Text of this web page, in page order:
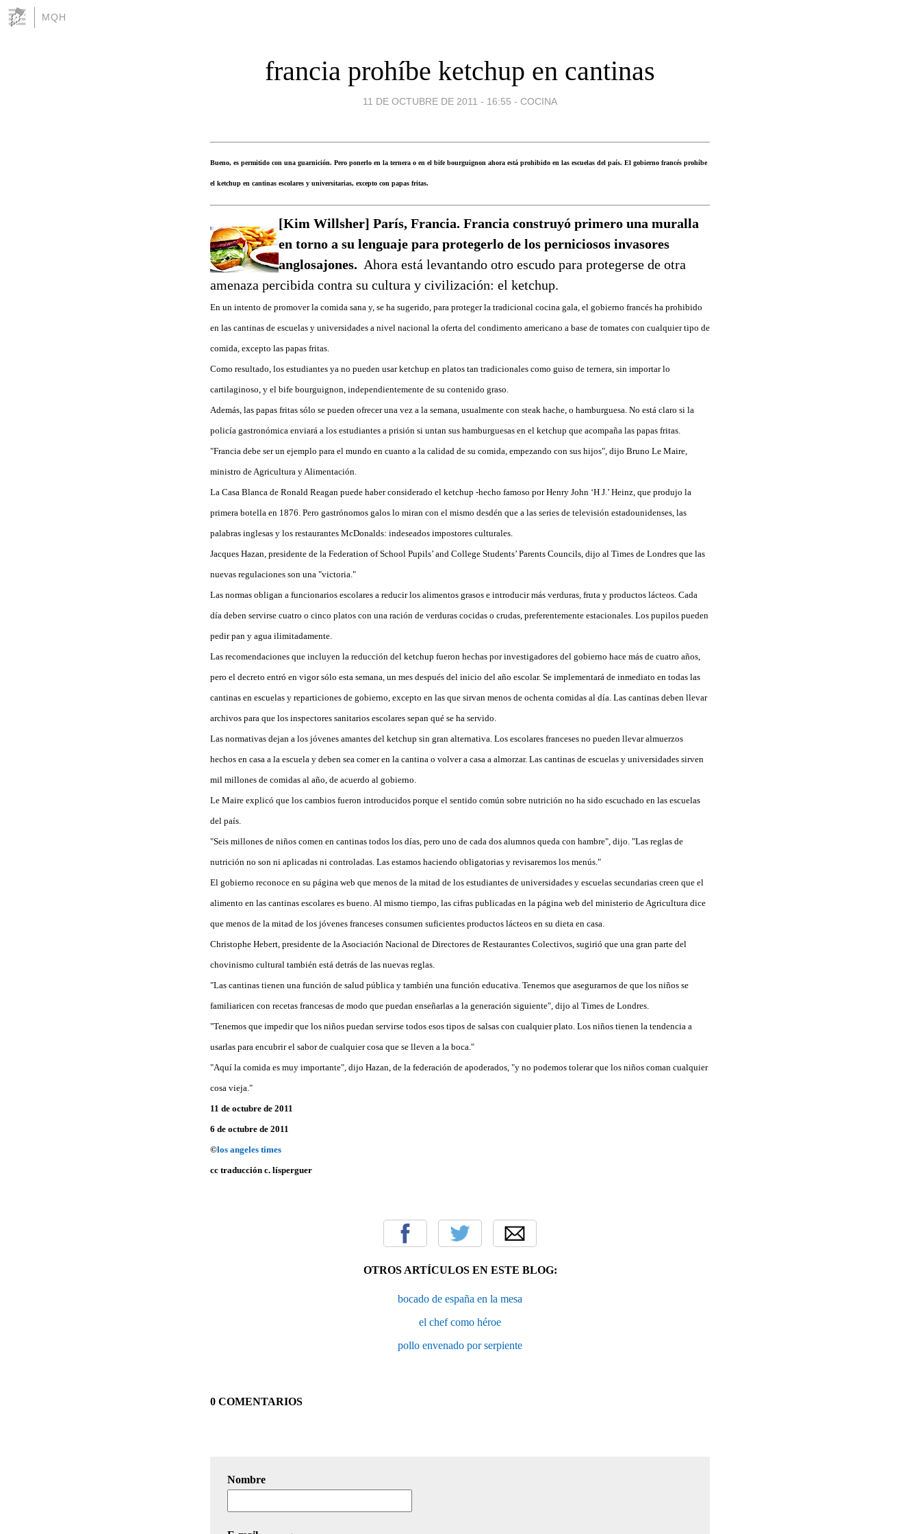
MQH
francia prohíbe ketchup en cantinas
11 DE OCTUBRE DE 2011 - 16:55 - COCINA
Bueno, es permitido con una guarnición. Pero ponerlo en la ternera o en el bife bourguignon ahora está prohibido en las escuelas del país. El gobierno francés prohíbe
el ketchup en cantinas escolares y universitarias, excepto con papas fritas.
[Kim Willsher] París, Francia. Francia construyó primero una muralla
en torno a su lenguaje para protegerlo de los perniciosos invasores
anglosajones. Ahora está levantando otro escudo para protegerse de otra
amenaza percibida contra su cultura y civilización: el ketchup.
En un intento de promover la comida sana y, se ha sugerido, para proteger la tradicional cocina gala, el gobierno francés ha prohibido
en las cantinas de escuelas y universidades a nivel nacional la oferta del condimento americano a base de tomates con cualquier tipo de
comida, excepto las papas fritas.
Como resultado, los estudiantes ya no pueden usar ketchup en platos tan tradicionales como guiso de ternera, sin importar lo
cartilaginoso, y el bife bourguignon, independientemente de su contenido graso.
Además, las papas fritas sólo se pueden ofrecer una vez a la semana, usualmente con steak hache, o hamburguesa. No está claro si la
policía gastronómica enviará a los estudiantes a prisión si untan sus hamburguesas en el ketchup que acompaña las papas fritas.
"Francia debe ser un ejemplo para el mundo en cuanto a la calidad de su comida, empezando con sus hijos", dijo Bruno Le Maire,
ministro de Agricultura y Alimentación.
La Casa Blanca de Ronald Reagan puede haber considerado el ketchup -hecho famoso por Henry John ‘H J.’ Heinz, que produjo la
primera botella en 1876. Pero gastrónomos galos lo miran con el mismo desdén que a las series de televisión estadounidenses, las
palabras inglesas y los restaurantes McDonalds: indeseados impostores culturales.
Jacques Hazan, presidente de la Federation of School Pupils’ and College Students’ Parents Councils, dijo al Times de Londres que las
nuevas regulaciones son una "victoria."
Las normas obligan a funcionarios escolares a reducir los alimentos grasos e introducir más verduras, fruta y productos lácteos. Cada
día deben servirse cuatro o cinco platos con una ración de verduras cocidas o crudas, preferentemente estacionales. Los pupilos pueden
pedir pan y agua ilimitadamente.
Las recomendaciones que incluyen la reducción del ketchup fueron hechas por investigadores del gobierno hace más de cuatro años,
pero el decreto entró en vigor sólo esta semana, un mes después del inicio del año escolar. Se implementará de inmediato en todas las
cantinas en escuelas y reparticiones de gobierno, excepto en las que sirvan menos de ochenta comidas al día. Las cantinas deben llevar
archivos para que los inspectores sanitarios escolares sepan qué se ha servido.
Las normativas dejan a los jóvenes amantes del ketchup sin gran alternativa. Los escolares franceses no pueden llevar almuerzos
hechos en casa a la escuela y deben sea comer en la cantina o volver a casa a almorzar. Las cantinas de escuelas y universidades sirven
mil millones de comidas al año, de acuerdo al gobierno.
Le Maire explicó que los cambios fueron introducidos porque el sentido común sobre nutrición no ha sido escuchado en las escuelas
del país.
"Seis millones de niños comen en cantinas todos los días, pero uno de cada dos alumnos queda con hambre", dijo. "Las reglas de
nutrición no son ni aplicadas ni controladas. Las estamos haciendo obligatorias y revisaremos los menús."
El gobierno reconoce en su página web que menos de la mitad de los estudiantes de universidades y escuelas secundarias creen que el
alimento en las cantinas escolares es bueno. Al mismo tiempo, las cifras publicadas en la página web del ministerio de Agricultura dice
que menos de la mitad de los jóvenes franceses consumen suficientes productos lácteos en su dieta en casa.
Christophe Hebert, presidente de la Asociación Nacional de Directores de Restaurantes Colectivos, sugirió que una gran parte del
chovinismo cultural también está detrás de las nuevas reglas.
"Las cantinas tienen una función de salud pública y también una función educativa. Tenemos que asegurarnos de que los niños se
familiaricen con recetas francesas de modo que puedan enseñarlas a la generación siguiente", dijo al Times de Londres.
"Tenemos que impedir que los niños puedan servirse todos esos tipos de salsas con cualquier plato. Los niños tienen la tendencia a
usarlas para encubrir el sabor de cualquier cosa que se lleven a la boca."
"Aquí la comida es muy importante", dijo Hazan, de la federación de apoderados, "y no podemos tolerar que los niños coman cualquier
cosa vieja."
11 de octubre de 2011
6 de octubre de 2011
©los angeles times
cc traducción c. lísperguer
OTROS ARTÍCULOS EN ESTE BLOG:
bocado de españa en la mesa
el chef como héroe
pollo envenado por serpiente
0 COMENTARIOS
Nombre